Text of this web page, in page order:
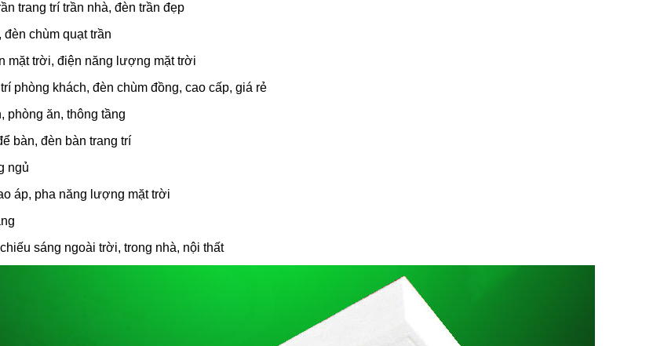
trang trí trần nhà, đèn trần đẹp
đèn chùm quạt trần
mặt trời, điện năng lượng mặt trời
phòng khách, đèn chùm đồng, cao cấp, giá rẻ
phòng ăn, thông tầng
bàn, đèn bàn trang trí
ngủ
áp, pha năng lượng mặt trời
sáng ngoài trời, trong nhà, nội thất